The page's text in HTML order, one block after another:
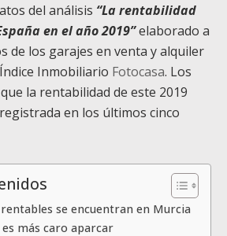
del análisis “La rentabilidad
en el año 2019”elaborado a
de los garajes en venta y alquiler
Inmobiliario Fotocasa. Los
la rentabilidad de este 2019
en los últimos cinco
se encuentran en Murcia
más caro aparcar